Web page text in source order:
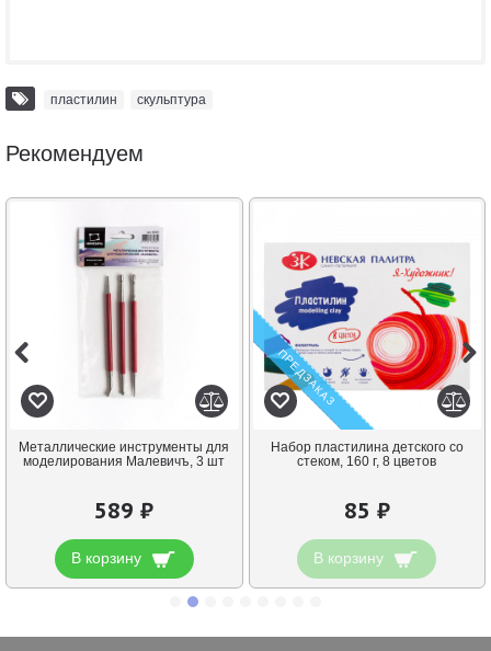
пластилин скульптура
Рекомендуем
Металлические инструменты для
моделирования Малевичъ, 3 шт
589 ₽
В корзину
ПРЕДЗАКАЗ
Набор пластилина детского со
стеком, 160 г, 8 цветов
85 ₽
В корзину